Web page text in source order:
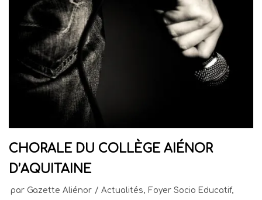
CHORALE DU COLLÈGE AIÉNOR
D’AQUITAINE
par Gazette Aliénor Actualités, Foyer Socio Educatif,